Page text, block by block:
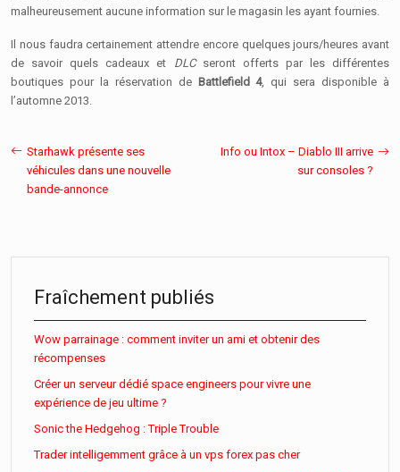
malheureusement aucune information sur le magasin les ayant fournies.
Il nous faudra certainement attendre encore quelques jours/heures avant
de savoir quels cadeaux et DLCseront offerts par les différentes
boutiques pour la réservation de Battlefield 4, qui sera disponible à
l’automne 2013.
Starhawk présente ses
véhicules dans une nouvelle
bande-annonce
Info ou Intox – Diablo III arrive
sur consoles ?
Fraîchement publiés
Wow parrainage : comment inviter un ami et obtenir des
récompenses
Créer un serveur dédié space engineers pour vivre une
expérience de jeu ultime ?
Sonic the Hedgehog : Triple Trouble
Trader intelligemment grâce à un vps forex pas cher